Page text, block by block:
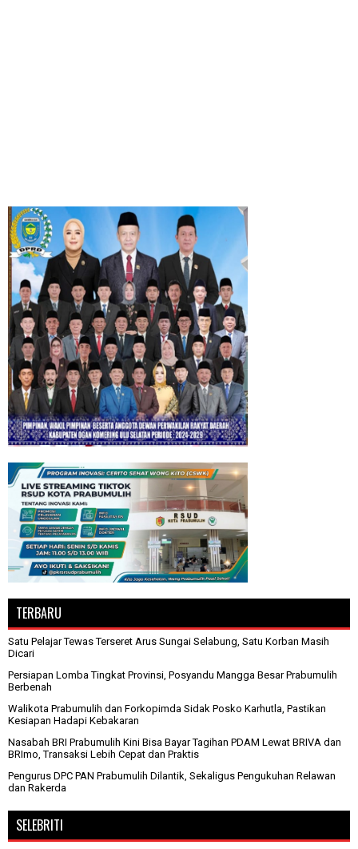
TERBARU
Satu Pelajar Tewas Terseret Arus Sungai Selabung, Satu Korban Masih
Dicari
Persiapan Lomba Tingkat Provinsi, Posyandu Mangga Besar Prabumulih
Berbenah
Walikota Prabumulih dan Forkopimda Sidak Posko Karhutla, Pastikan
Kesiapan Hadapi Kebakaran
Nasabah BRI Prabumulih Kini Bisa Bayar Tagihan PDAM Lewat BRIVA dan
BRImo, Transaksi Lebih Cepat dan Praktis
Pengurus DPC PAN Prabumulih Dilantik, Sekaligus Pengukuhan Relawan
dan Rakerda
SELEBRITI